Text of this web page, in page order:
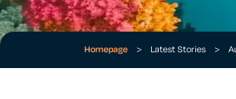
Homepage > Latest Stories >